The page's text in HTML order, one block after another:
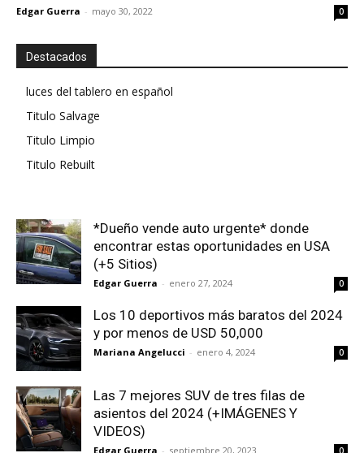
Edgar Guerra - mayo 30, 2022 0
Destacados
luces del tablero en español
Titulo Salvage
Titulo Limpio
Titulo Rebuilt
*Dueño vende auto urgente* donde
encontrar estas oportunidades en USA
(+5 Sitios)
Edgar Guerra - enero 27, 2024 0
Los 10 deportivos más baratos del 2024
y por menos de USD 50,000
Mariana Angelucci - enero 4, 2024 0
Las 7 mejores SUV de tres filas de
asientos del 2024 (+IMÁGENES Y
VIDEOS)
Edgar Guerra - septiembre 20, 2023 0